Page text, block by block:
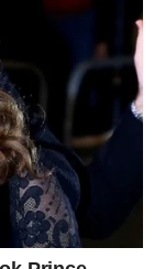
važne ljude,
– cveta. Jer
čekao.
nego pre;